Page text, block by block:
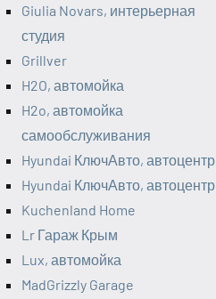
Giulia Novars, интерьерная
студия
Grillver
H2O, автомойка
H2o, автомойка
самообслуживания
Hyundai КлючАвто, автоцентр
Hyundai КлючАвто, автоцентр
Kuchenland Home
Lr Гараж Крым
Lux, автомойка
MadGrizzly Garage